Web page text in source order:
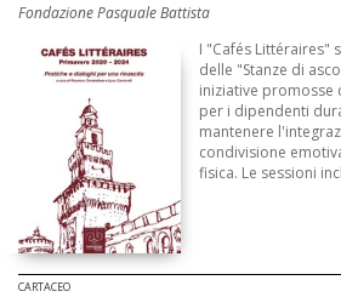
Fondazione Pasquale Battista
I "Cafés Littéraires"
delle "Stanze di
iniziative promosse
per i dipendenti
mantenere
condivisione
fisica. Le sessioni
CARTACEO